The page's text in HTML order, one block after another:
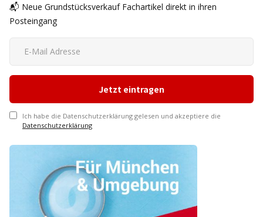
📬 Neue Grundstücksverkauf Fachartikel direkt in ihren
Posteingang
Ich habe die Datenschutzerklärung gelesen und akzeptiere die
Datenschutzerklärung